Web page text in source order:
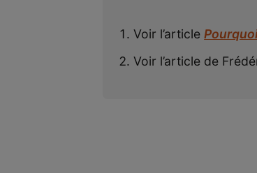
Voir l’article
Voir l’article de